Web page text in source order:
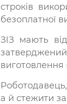
строків
безоплатної
ЗІЗ мають
виготовлення
а й стежити